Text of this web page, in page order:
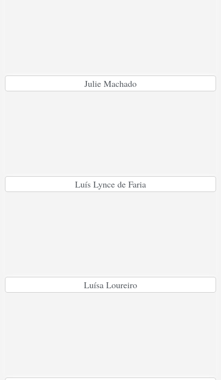
Julie Machado
Luís Lynce de Faria
Luísa Loureiro